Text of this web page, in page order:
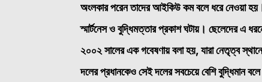
অংলকার পরেন তাদের আইকিউ কম বলে ধরে নেওয়া
স্মার্টনেস ও বুদ্ধিমত্তার প্রকাশ ঘটায়। ছেলেদের এ
২০০২ সালের এক গবেষণায় বলা হয়, যারা নেতৃত্ব
দলের প্রধানকেও সেই দলের সবচেয়ে বেশি বুদ্ধিমান